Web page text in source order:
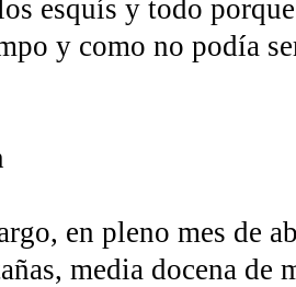
esquís y todo
y como no podía
en pleno mes de
media docena de